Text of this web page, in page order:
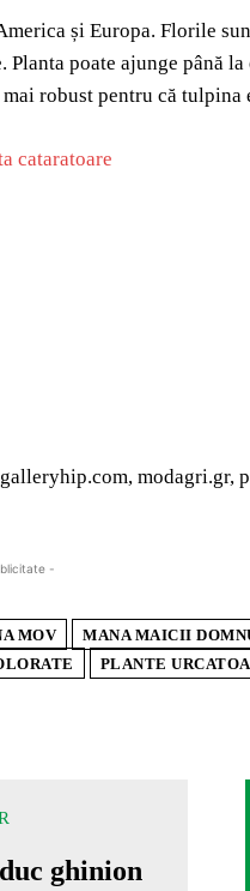
și Europa. Florile
poate ajunge până
robust pentru că tulpina
-
MOV
MANA MAICII
PLANTE